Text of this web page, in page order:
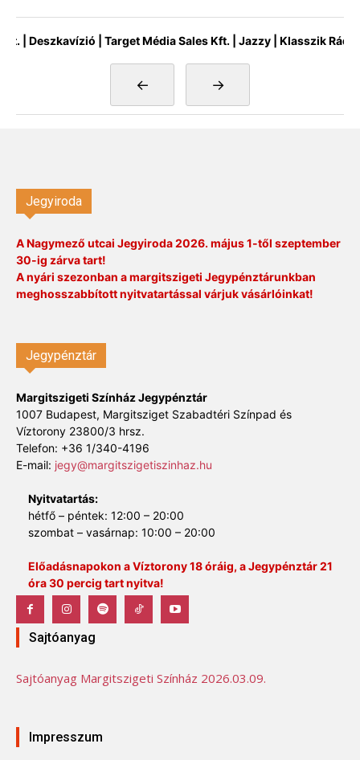
| Target Média Sales Kft. | Jazzy | Klasszik
← →
Jegyiroda
A Nagymező utcai Jegyiroda 2026. május 1-től szeptember
30-ig zárva tart!
A nyári szezonban a margitszigeti Jegypénztárunkban
meghosszabbított nyitvatartással várjuk vásárlóinkat!
Jegypénztár
Margitszigeti Színház Jegypénztár
1007 Budapest, Margitsziget Szabadtéri Színpad és
Víztorony 23800/3 hrsz.
Telefon: +36 1/340-4196
E-mail: jegy@margitszigetiszinhaz.hu
Nyitvatartás:
hétfő – péntek: 12:00 – 20:00
szombat – vasárnap: 10:00 – 20:00
Előadásnapokon a Víztorony 18 óráig, a Jegypénztár 21
óra 30 percig tart nyitva!
Sajtóanyag
Sajtóanyag Margitszigeti Színház 2026.03.09.
Impresszum